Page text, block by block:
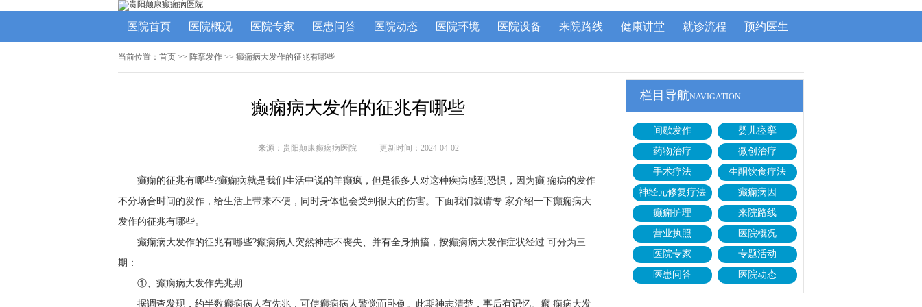
医院首页 医院概况 医院专家 医患问答 医院动态 医院环境 医院设备 来院路线 健康讲堂 就诊流程 预约医生
当前位置： 首页 >> 阵挛发作 >> 癫痫病大发作的征兆有哪些
癫痫病大发作的征兆有哪些
来源：贵阳颠康癫痫病医院 更新时间：2024-04-02
癫痫的征兆有哪些?癫痫病就是我们生活中说的羊癫疯，但是很多人对这种疾病感到恐惧，因为癫 痫病的发作
不分场合时间的发作，给生活上带来不便，同时身体也会受到很大的伤害。下面我们就请专 家介绍一下癫痫病大
发作的征兆有哪些。
癫痫病大发作的征兆有哪些?癫痫病人突然神志不丧失、并有全身抽搐，按癫痫病大发作症状经过 可分为三
期：
①、癫痫病大发作先兆期
据调查发现，约半数癫痫病人有先兆，可使癫痫病人警觉而卧倒。此期神志清楚，事后有记忆。癫 痫病大发
栏目导航NAVIGATION
间歇发作
婴儿痉挛
药物治疗
微创治疗
手术疗法
生酮饮食疗法
神经元修复疗法
癫痫病因
癫痫护理
来院路线
营业执照
医院概况
医院专家
专题活动
医患问答
医院动态